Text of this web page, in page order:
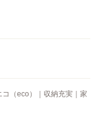
（eco）｜収納充実｜家